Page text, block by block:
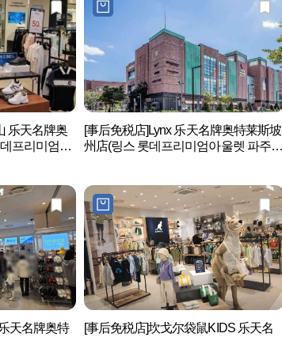
乐天名牌奥
프리미엄아
[事后免税店]Lynx 乐天名牌奥特莱斯坡
州店(링스 롯데프리미엄아울렛 파주
天名牌奥特
[事后免税店]坎戈尔袋鼠KIDS 乐天名